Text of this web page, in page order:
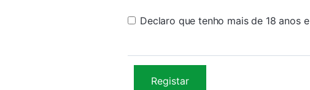
Declaro que tenho mais de 18 anos